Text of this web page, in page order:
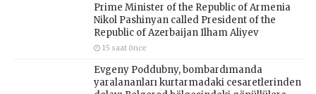
Prime Minister of the Republic of Armenia
Nikol Pashinyan called President of the
Republic of Azerbaijan Ilham Aliyev
15 saat önce
Evgeny Poddubny, bombardımanda
yaralananları kurtarmadaki cesaretlerinden